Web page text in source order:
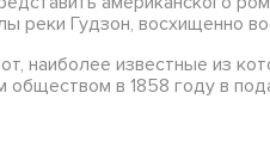
Гудзон, восхищенно
наиболее известные из
в 1858 году в